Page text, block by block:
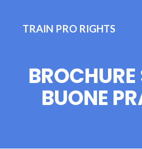
TRAIN PRO RIGHTS
BROCHURE
BUONE